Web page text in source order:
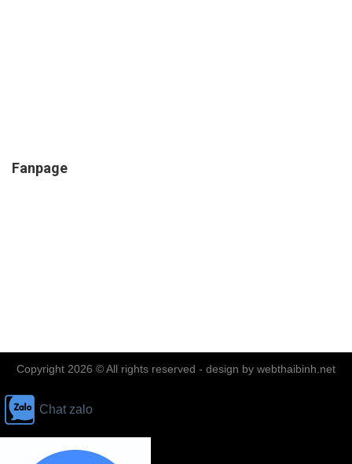
Fanpage
Copyright 2026 © All rights reserved - design by webthaibinh.net
Chat zalo